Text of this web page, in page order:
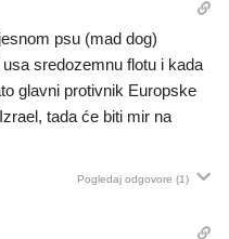
psu (mad dog)
sredozemnu flotu i kada
glavni protivnik Europske
tada će biti mir na
Pogledaj odgovore (1)